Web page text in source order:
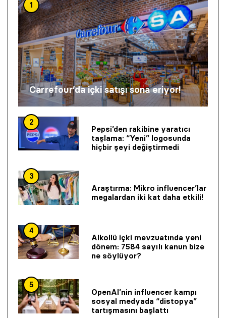
1
Carrefour’da içki satışı sona eriyor!
2
Pepsi’den rakibine yaratıcı
taşlama: “Yeni” logosunda
hiçbir şeyi değiştirmedi
3
Araştırma: Mikro influencer’lar
megalardan iki kat daha etkili!
4
Alkollü içki mevzuatında yeni
dönem: 7584 sayılı kanun bize
ne söylüyor?
5
OpenAI’nin influencer kampı
sosyal medyada “distopya”
tartışmasını başlattı